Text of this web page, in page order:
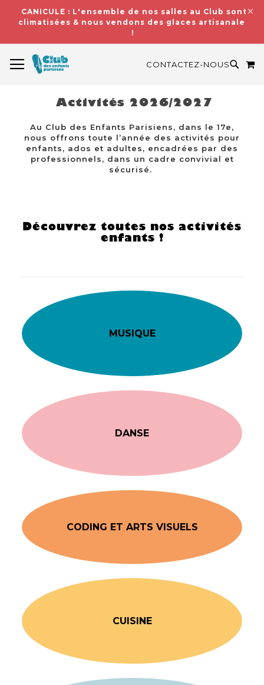
CANICULE : L'ensemble de nos salles au Club sont
climatisées & nous vendons des glaces artisanales
!
CONTACTEZ-NOUS
Activités 2026/2027
Au Club des Enfants Parisiens, dans le 17e,
nous offrons toute l’année des activités pour
enfants, ados et adultes, encadrées par des
professionnels, dans un cadre convivial et
sécurisé.
Découvrez toutes nos activités
enfants !
MUSIQUE
DANSE
CODING ET ARTS VISUELS
CUISINE